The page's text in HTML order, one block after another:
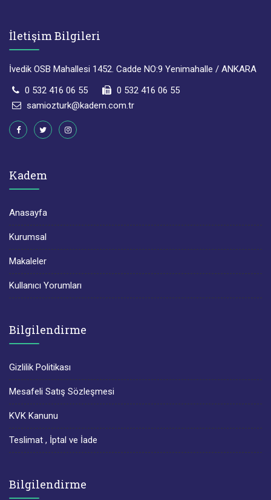
İletişim Bilgileri
İvedik OSB Mahallesi 1452. Cadde NO:9 Yenimahalle / ANKARA
0 532 416 06 55
0 532 416 06 55
samiozturk@kadem.com.tr
Kadem
Anasayfa
Kurumsal
Makaleler
Kullanıcı Yorumları
Bilgilendirme
Gizlilik Politikası
Mesafeli Satış Sözleşmesi
KVK Kanunu
Teslimat , İptal ve İade
Bilgilendirme